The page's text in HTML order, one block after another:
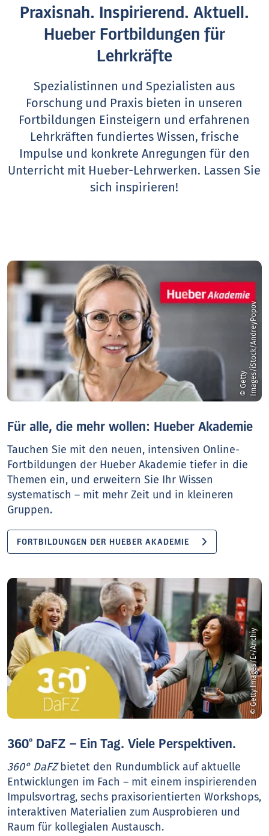
Praxisnah. Inspirierend. Aktuell.
Hueber Fortbildungen für
Lehrkräfte
Spezialistinnen und Spezialisten aus
Forschung und Praxis bieten in unseren
Fortbildungen Einsteigern und erfahrenen
Lehrkräften fundiertes Wissen, frische
Impulse und konkrete Anregungen für den
Unterricht mit Hueber-Lehrwerken. Lassen Sie
sich inspirieren!
©
G
e
t
t
y
I
m
a
g
e
s
/
i
S
t
o
c
k
/
A
n
d
r
e
y
P
o
p
ov
Für alle, die mehr wollen: Hueber Akademie
Tauchen Sie mit den neuen, intensiven Online-
Fortbildungen der Hueber Akademie tiefer in die
Themen ein, und erweitern Sie Ihr Wissen
systematisch – mit mehr Zeit und in kleineren
Gruppen.
FORTBILDUNGEN DER HUEBER AKADEMIE
© Getty Images/E+/Anchiy
360° DaFZ – Ein Tag. Viele Perspektiven.
360° DaFZbietet den Rundumblick auf aktuelle
Entwicklungen im Fach – mit einem inspirierenden
Impulsvortrag, sechs praxisorientierten Workshops,
interaktiven Materialien zum Ausprobieren und
Raum für kollegialen Austausch.